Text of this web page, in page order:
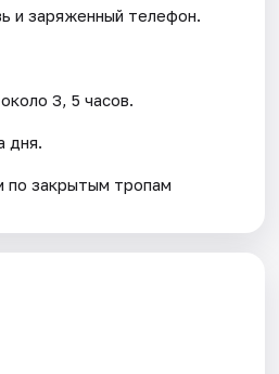
и заряженный телефон.
3, 5 часов.
дня.
по закрытым тропам